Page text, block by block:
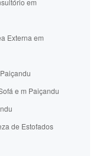
em
Externa em
e m Paiçandu
de Estofados